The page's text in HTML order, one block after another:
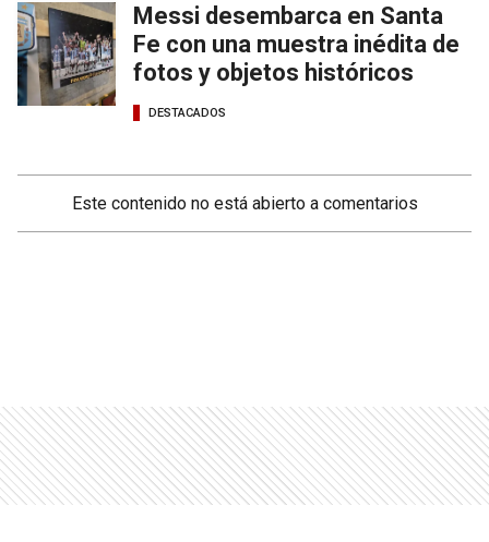
Messi desembarca en Santa
Fe con una muestra inédita de
fotos y objetos históricos
DESTACADOS
Este contenido no está abierto a comentarios